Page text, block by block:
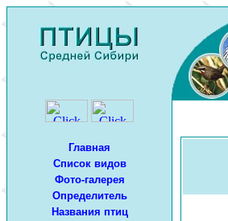
Главная
Список видов
Фото-галерея
Определитель
Названия птиц